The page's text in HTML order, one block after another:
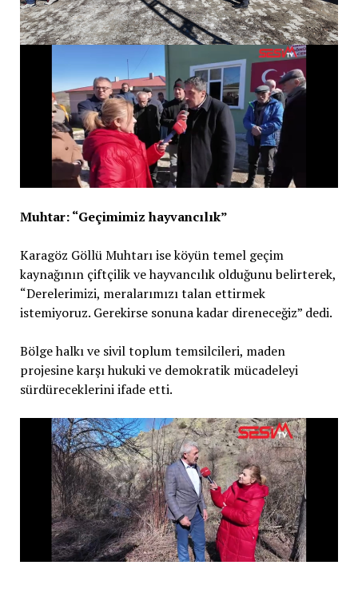
Muhtar: “Geçimimiz hayvancılık”
Karagöz Göllü Muhtarı ise köyün temel geçim
kaynağının çiftçilik ve hayvancılık olduğunu belirterek,
“Derelerimizi, meralarımızı talan ettirmek
istemiyoruz. Gerekirse sonuna kadar direneceğiz” dedi.
Bölge halkı ve sivil toplum temsilcileri, maden
projesine karşı hukuki ve demokratik mücadeleyi
sürdüreceklerini ifade etti.